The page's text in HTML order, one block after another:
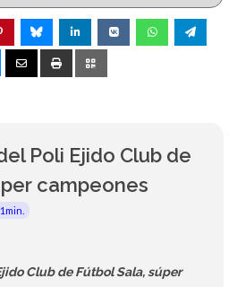
Poli Ejido Club de
campeones
Club de Fútbol Sala, súper